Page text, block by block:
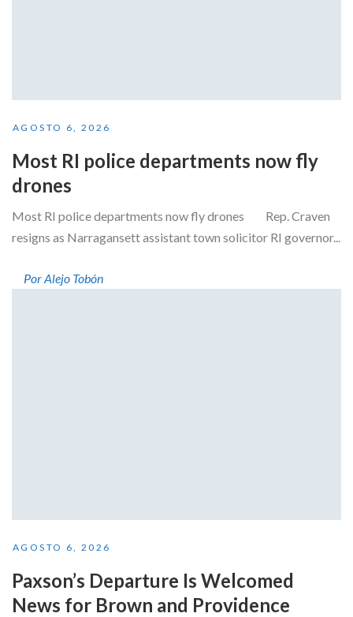
AGOSTO 6, 2026
Most RI police departments now fly
drones
Most RI police departments now fly drones Rep. Craven
resigns as Narragansett assistant town solicitor RI governor...
Por Alejo Tobón
AGOSTO 6, 2026
Paxson’s Departure Is Welcomed
News for Brown and Providence